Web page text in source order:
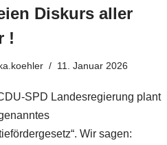
Diskurs aller
!
11. Januar 2026
SPD Landesregierung plant
Wir sagen: